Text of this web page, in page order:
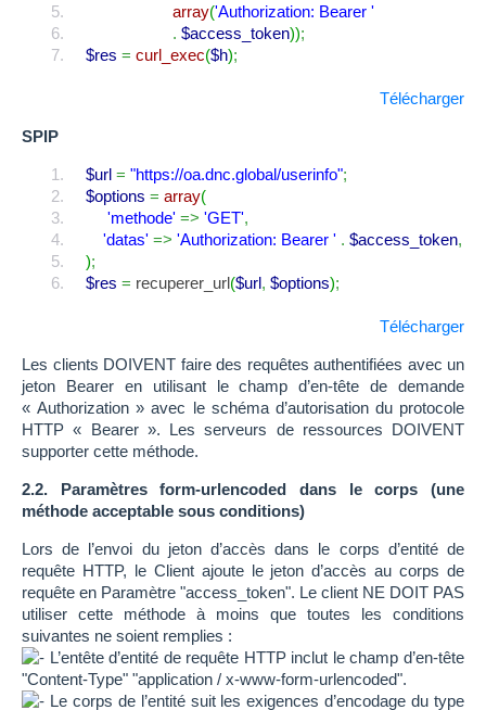
array('Authorization: Bearer '
. $access_token));
$res = curl_exec($h);
Télécharger
SPIP
$url = "https://oa.dnc.global/userinfo";
$options = array(
'methode' => 'GET',
'datas' => 'Authorization: Bearer ' . $access_token,
);
$res = recuperer_url($url, $options);
Télécharger
Les clients DOIVENT faire des requêtes authentifiées avec un
jeton Bearer en utilisant le champ d’en-tête de demande
« Authorization » avec le schéma d’autorisation du protocole
HTTP « Bearer ». Les serveurs de ressources DOIVENT
supporter cette méthode.
2.2. Paramètres form-urlencoded dans le corps (une
méthode acceptable sous conditions)
Lors de l’envoi du jeton d’accès dans le corps d’entité de
requête HTTP, le Client ajoute le jeton d’accès au corps de
requête en Paramètre "access_token". Le client NE DOIT PAS
utiliser cette méthode à moins que toutes les conditions
suivantes ne soient remplies :
L’entête d’entité de requête HTTP inclut le champ d’en-tête
"Content-Type" "application / x-www-form-urlencoded".
Le corps de l’entité suit les exigences d’encodage du type